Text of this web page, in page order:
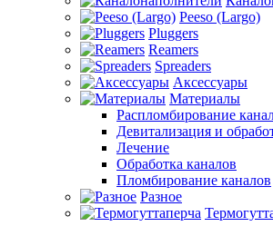
Peeso (Largo)
Pluggers
Reamers
Spreaders
Аксессуары
Материалы
Распломбирование
Девитализация и
Лечение
Обработка каналов
Пломбирование каналов
Разное